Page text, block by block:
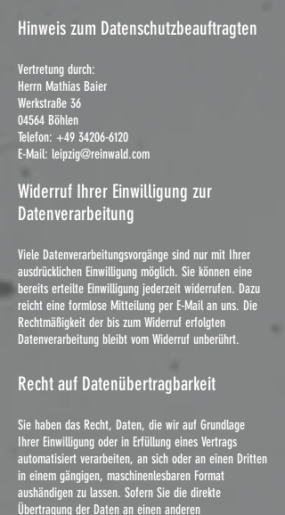
Hinweis zum Datenschutzbeauftragten
Vertretung durch:
Herrn Mathias Baier
Werkstraße 36
04564 Böhlen
Telefon: +49 34206-6120
E-Mail: leipzig@reinwald.com
Widerruf Ihrer Einwilligung zur
Datenverarbeitung
Viele Datenverarbeitungsvorgänge sind nur mit Ihrer
ausdrücklichen Einwilligung möglich. Sie können eine
bereits erteilte Einwilligung jederzeit widerrufen. Dazu
reicht eine formlose Mitteilung per E-Mail an uns. Die
Rechtmäßigkeit der bis zum Widerruf erfolgten
Datenverarbeitung bleibt vom Widerruf unberührt.
Recht auf Datenübertragbarkeit
Sie haben das Recht, Daten, die wir auf Grundlage
Ihrer Einwilligung oder in Erfüllung eines Vertrags
automatisiert verarbeiten, an sich oder an einen Dritten
in einem gängigen, maschinenlesbaren Format
aushändigen zu lassen. Sofern Sie die direkte
Übertragung der Daten an einen anderen